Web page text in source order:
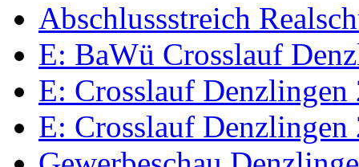
Abschlussstreich
E: BaWü Crosslauf
E: Crosslauf Denzlingen
E: Crosslauf Denzlingen